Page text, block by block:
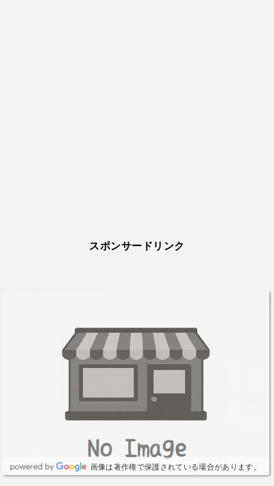
スポンサードリンク
画像は著作権で保護されている場合があります。